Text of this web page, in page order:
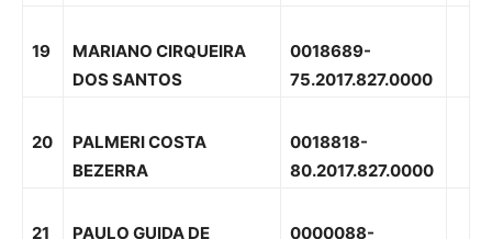
19
MARIANO CIRQUEIRA
DOS SANTOS
0018689-
75.2017.827.0000
20
PALMERI COSTA
BEZERRA
0018818-
80.2017.827.0000
21
PAULO GUIDA DE
0000088-